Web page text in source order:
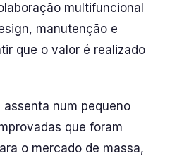
multifuncional
manutenção e
que o valor é realizado
num pequeno
que foram
o mercado de massa,